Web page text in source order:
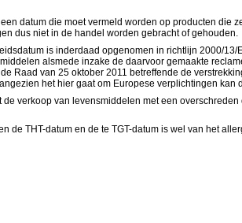
datum die moet vermeld worden op producten
dus niet in de handel worden gebracht of gehouden.
is inderdaad opgenomen in richtlijn 2000/
alsmede inzake de daarvoor gemaakte
Raad van 25 oktober 2011 betreffende de
het hier gaat om Europese verplichtingen
verkoop van levensmiddelen met een
de THT-datum en de te TGT-datum is wel van het